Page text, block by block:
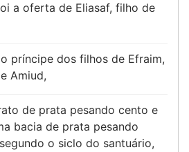
a oferta de Eliasaf, filho de
príncipe dos filhos de Efraim,
Amiud,
de prata pesando cento e
bacia de prata pesando
o siclo do santuário,